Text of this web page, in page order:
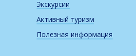
Экскурсии
Активный туризм
Полезная информация